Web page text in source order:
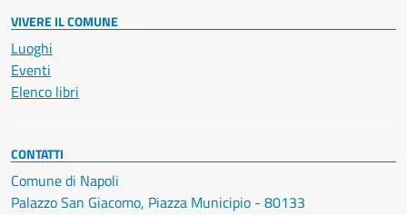
VIVERE IL COMUNE
Luoghi
Eventi
Elenco libri
CONTATTI
Comune di Napoli
Palazzo San Giacomo, Piazza Municipio - 80133